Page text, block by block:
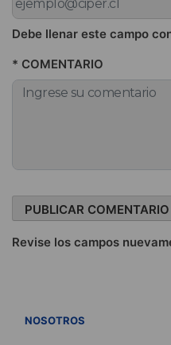
Debe llenar este campo
* COMENTARIO
Revise los campos
NOSOTROS